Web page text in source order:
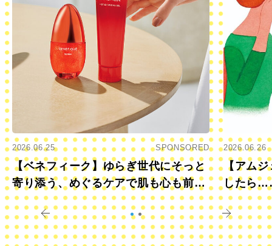
2026.06.25 SPONSORED
【ベネフィーク】ゆらぎ世代にそっと
寄り添う、めぐるケアで肌も心も前向
きに
2026.06.26
【アムジ
したら
すか？